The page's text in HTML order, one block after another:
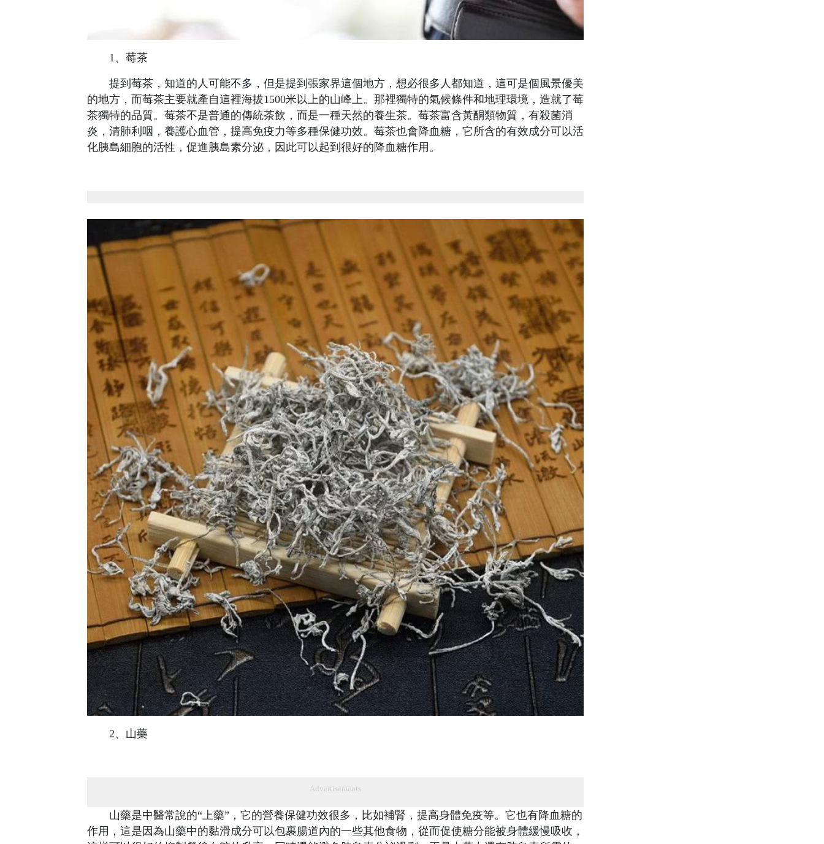
1、莓茶
提到莓茶，知道的人可能不多，但是提到張家界這個地方，想必很多人都知道，這可是個風景優美
的地方，而莓茶主要就產自這裡海拔1500米以上的山峰上。那裡獨特的氣候條件和地理環境，造就了莓
茶獨特的品質。莓茶不是普通的傳統茶飲，而是一種天然的養生茶。莓茶富含黃酮類物質，有殺菌消
炎，清肺利咽，養護心血管，提高免疫力等多種保健功效。莓茶也會降血糖，它所含的有效成分可以活
化胰島細胞的活性，促進胰島素分泌，因此可以起到很好的降血糖作用。
2、山藥
Advertisements
山藥是中醫常說的“上藥”，它的營養保健功效很多，比如補腎，提高身體免疫等。它也有降血糖的
作用，這是因為山藥中的黏滑成分可以包裹腸道內的一些其他食物，從而促使糖分能被身體緩慢吸收，